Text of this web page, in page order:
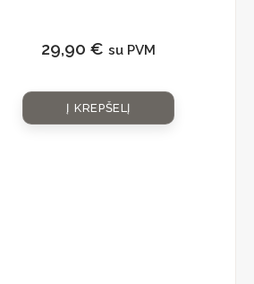
29,90 € su PVM
Į KREPŠELĮ